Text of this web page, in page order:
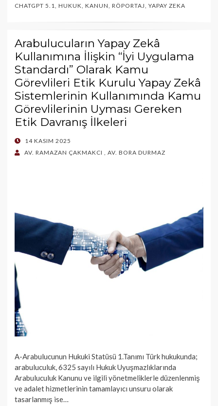
CHATGPT 5.1
HUKUK KANUN RÖPORTAJ YAPAY ZEKA
Arabulucuların Yapay Zekâ
Kullanımına İlişkin “İyi Uygulama
Standardı” Olarak Kamu
Görevlileri Etik Kurulu Yapay Zekâ
Sistemlerinin Kullanımında Kamu
Görevlilerinin Uyması Gereken
Etik Davranış İlkeleri
POSTED
ON
14 KASIM 2025
AV. RAMAZAN ÇAKMAKCI
AV. BORA DURMAZ
A-Arabulucunun Hukuki Statüsü 1.Tanımı Türk hukukunda;
arabuluculuk, 6325 sayılı Hukuk Uyuşmazlıklarında
Arabuluculuk Kanunu ve ilgili yönetmeliklerle düzenlenmiş
ve adalet hizmetlerinin tamamlayıcı unsuru olarak
tasarlanmış ise…